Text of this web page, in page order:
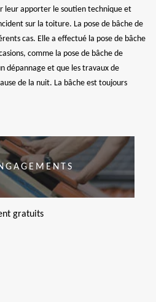
leur apporter le soutien technique et
sur la toiture. La pose de bâche de
cas. Elle a effectué la pose de bâche
comme la pose de bâche de
dépannage et que les travaux de
de la nuit. La bâche est toujours
gratuits